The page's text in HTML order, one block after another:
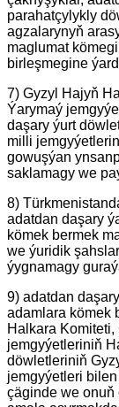
parahatçylykly
agzalarynyň
maglumat
birleşmegine
7) Gyzyl Hajyň
Ýarymaý
daşary ýurt
milli
gowuşýan
saklamagy we
8)
adatdan daşary
kömek bermek
we ýuridik
ýygnamagy
9) adatdan
adamlara kömek
Halkara
jemgyýetleriniň
döwletleriniň
jemgyýetleri
çäginde we